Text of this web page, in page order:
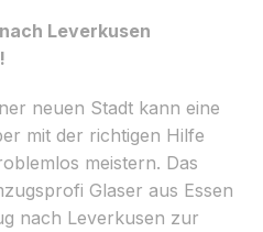
Leverkusen
neuen Stadt kann eine
mit der richtigen Hilfe
meistern. Das
Glaser aus Essen
nach Leverkusen zur